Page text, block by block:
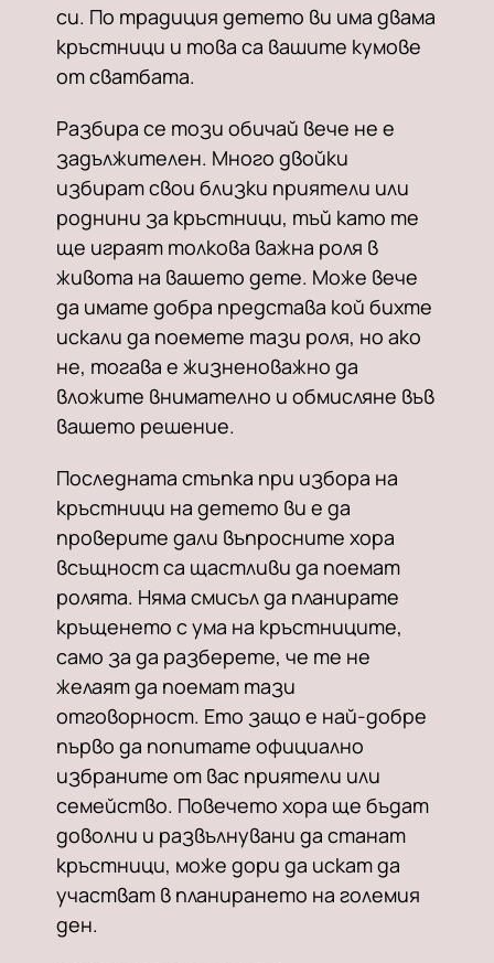
си. По традиция детето ви има двама
кръстници и това са вашите кумове
от сватбата.
Разбира се този обичай вече не е
задължителен. Много двойки
избират свои близки приятели или
роднини за кръстници, тъй като те
ще играят толкова важна роля в
живота на вашето дете. Може вече
да имате добра представа кой бихте
искали да поемете тази роля, но ако
не, тогава е жизненоважно да
вложите внимателно и обмисляне във
вашето решение.
Последната стъпка при избора на
кръстници на детето ви е да
проверите дали въпросните хора
всъщност са щастливи да поемат
ролята. Няма смисъл да планирате
кръщенето с ума на кръстниците,
само за да разберете, че те не
желаят да поемат тази
отговорност. Ето защо е най-добре
първо да попитате официално
избраните от вас приятели или
семейство. Повечето хора ще бъдат
доволни и развълнувани да станат
кръстници, може дори да искат да
участват в планирането на големия
ден.